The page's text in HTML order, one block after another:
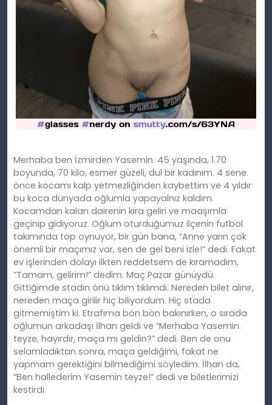
Merhaba ben İzmirden Yasemin. 45 yaşında, 1.70
boyunda, 70 kilo, esmer güzeli, dul bir kadınım. 4 sene
önce kocamı kalp yetmezliğinden kaybettim ve 4 yıldır
bu koca dünyada oğlumla yapayalnız kaldım.
Kocamdan kalan dairenin kira geliri ve maaşımla
geçinip gidiyoruz. Oğlum oturduğumuz ilçenin futbol
takımında top oynuyor, bir gün bana, “Anne yarın çok
önemli bir maçımız var, sen de gel beni izle!” dedi. Fakat
ev işlerinden dolayı ilkten reddetsem de kıramadım,
“Tamam, gelirim!” dedim. Maç Pazar günüydü.
Gittiğimde stadın önü tıklım tıklımdı. Nereden bilet alınır,
nereden maça girilir hiç biliyordum. Hiç stada
gitmemiştim ki. Etrafıma bön bön bakınırken, o sırada
oğlumun arkadaşı İlhan geldi ve “Merhaba Yasemin
teyze, hayırdır, maça mı geldin?” dedi. Ben de onu
selamladıktan sonra, maça geldiğimi, fakat ne
yapmam gerektiğini bilmediğimi söyledim. İlhan da,
“Ben hallederim Yasemin teyze!” dedi ve biletlerimizi
kestirdi.